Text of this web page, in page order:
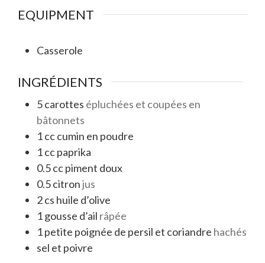
EQUIPMENT
Casserole
INGRÉDIENTS
5carottes épluchées et coupées en
bâtonnets
1cccumin en poudre
1ccpaprika
0.5ccpiment doux
0.5citronjus
2cs huile d’olive
1gousse d’ail râpée
1petite poignée de persil et coriandre hachés
sel et poivre